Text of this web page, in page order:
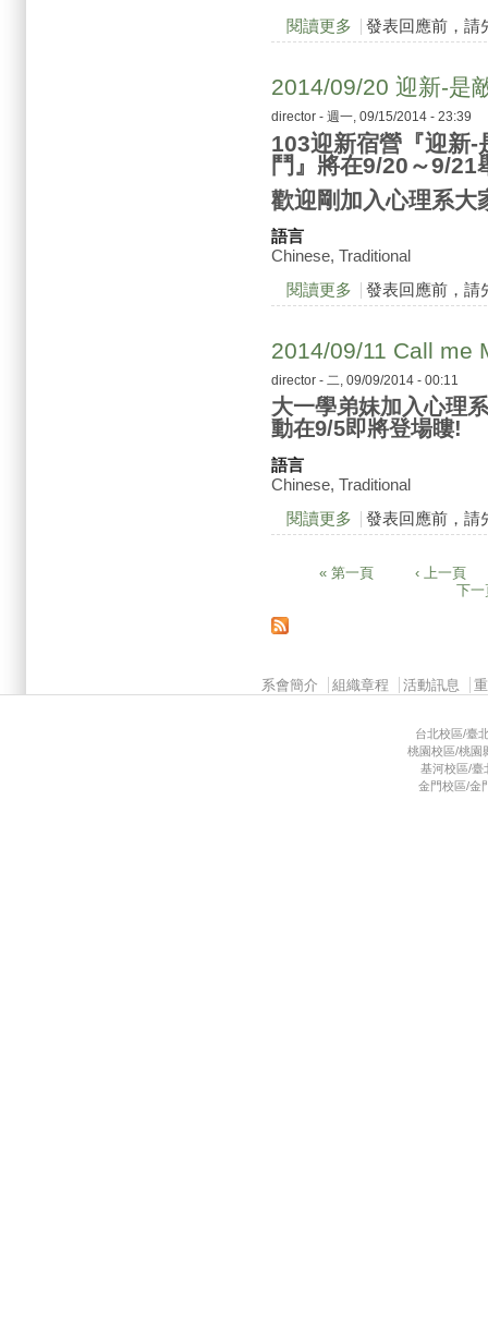
閱讀更多 關於2014/10/01
發表回應前，請
2014/09/20 迎新-是
director - 週一, 09/15/2014 - 23:39
103迎新宿營『迎新
鬥』將在9/20～9/21
歡迎剛加入心理系大
語言
Chinese, Traditional
閱讀更多 關於2014/09/20 迎
發表回應前，請
2014/09/11 Call me
director - 二, 09/09/2014 - 00:11
大一學弟妹加入心理
動在9/5即將登場瞜!
語言
Chinese, Traditional
閱讀更多 關於2014/09/11
發表回應前，請
« 第一頁
‹ 上一頁
下一
系會簡介 組織章程 活動訊息
台北校區/臺
桃園校區/桃園
基河校區/臺
金門校區/金